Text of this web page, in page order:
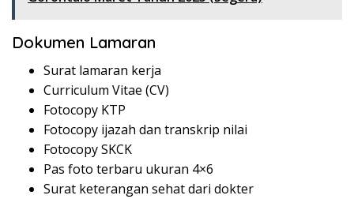
Dokumen Lamaran
Surat lamaran kerja
Curriculum Vitae (CV)
Fotocopy KTP
Fotocopy ijazah dan transkrip nilai
Fotocopy SKCK
Pas foto terbaru ukuran 4×6
Surat keterangan sehat dari dokter